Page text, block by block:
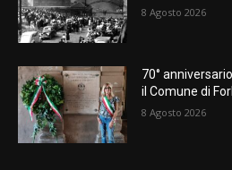
8 Agosto 2026
70°
il Comune di
8 Agosto 2026